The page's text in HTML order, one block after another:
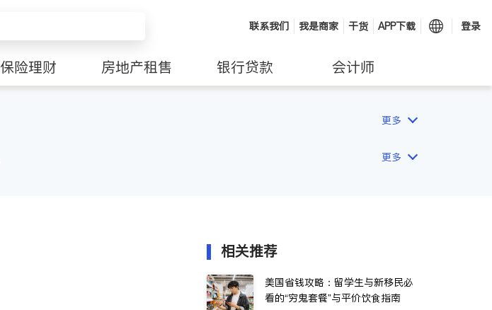
联系我们 我是商家 干货 APP下载 登录
保险理财 房地产租售 银行贷款 会计师
更多
更多
相关推荐
美国省钱攻略：留学生与新移民必
看的“穷鬼套餐”与平价饮食指南